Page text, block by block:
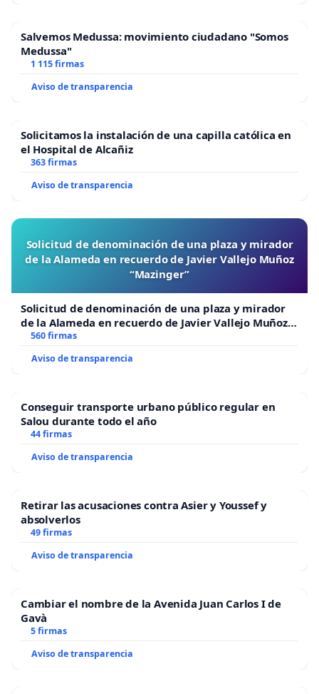
Salvemos Medussa: movimiento ciudadano "Somos
Medussa"
1 115 firmas
Aviso de transparencia
Solicitamos la instalación de una capilla católica en
el Hospital de Alcañiz
363 firmas
Aviso de transparencia
Solicitud de denominación de una plaza y mirador
de la Alameda en recuerdo de Javier Vallejo Muñoz
“Mazinger”
Solicitud de denominación de una plaza y mirador
de la Alameda en recuerdo de Javier Vallejo Muñoz
“Mazinger”
560 firmas
Aviso de transparencia
Conseguir transporte urbano público regular en
Salou durante todo el año
44 firmas
Aviso de transparencia
Retirar las acusaciones contra Asier y Youssef y
absolverlos
49 firmas
Aviso de transparencia
Cambiar el nombre de la Avenida Juan Carlos I de
Gavà
5 firmas
Aviso de transparencia